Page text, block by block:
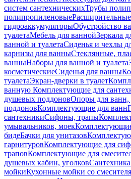
систем сантехническихТрубы
полипропиленовые
гидроаккумуляторыОбустройство
туалетаМебель для ваннойЗеркала
ванной и туалетаСиденья и чехлы
карнизы для ванныСтеклянные,
ванныНаборы для ванной и туалета
косметическиеСиденья для ванны
туалетаЭкран-дверки в туалет
ванную Комплектующие для
душевых поддоновОпоры для
поддоновКомплектующие для ванн
сантехникиСифоны, трапы
умывальников, моек
бидеБачки для унитазов
гарнитуровКомплектующие для
траповКомплектующие для
душевых кабин, уголков
мойкиКухонные мойки со